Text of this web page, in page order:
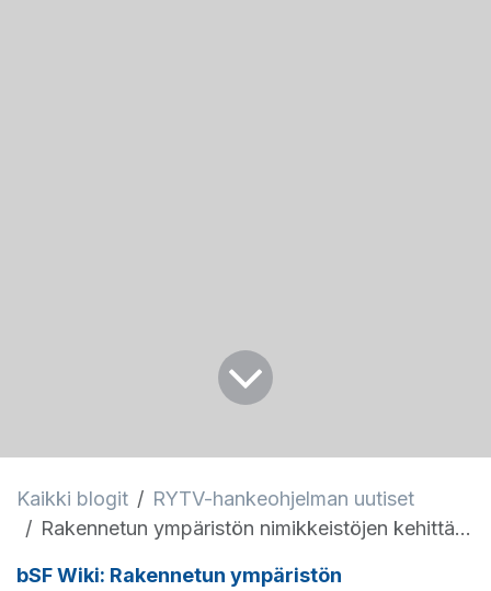
Kaikki blogit
RYTV-hankeohjelman uutiset
Rakennetun ympäristön nimikkeistöjen kehittäminen -projektin tulokset julkaistu bSF Wikissä
bSF Wiki: Rakennetun ympäristön